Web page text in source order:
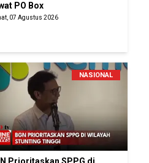
PO Box
07 Agustus 2026
NASIONAL